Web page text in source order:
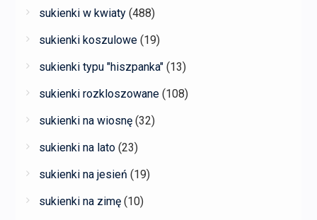
sukienki w kwiaty (488)
sukienki koszulowe (19)
sukienki typu "hiszpanka" (13)
sukienki rozkloszowane (108)
sukienki na wiosnę (32)
sukienki na lato (23)
sukienki na jesień (19)
sukienki na zimę (10)